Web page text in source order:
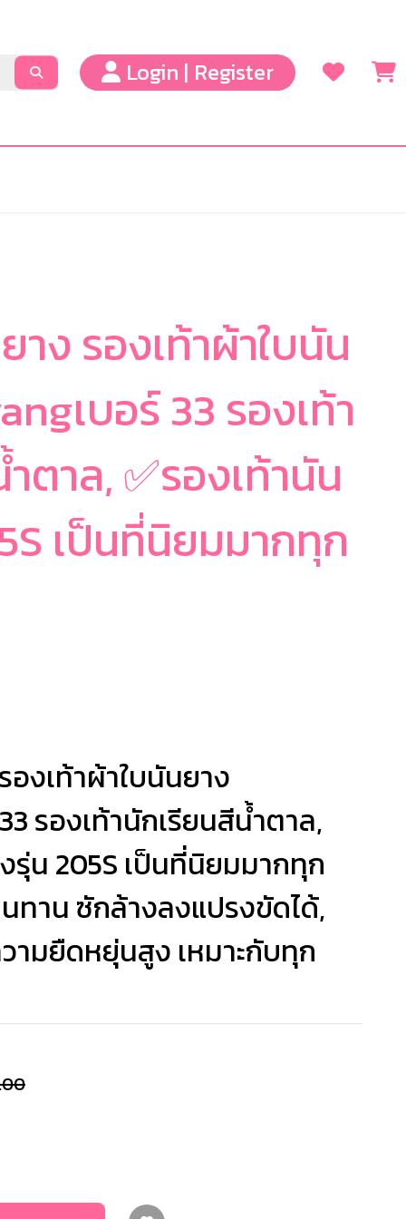
Login | Register
าง รองเท้าผ้าใบนัน
เบอร์ 33 รองเท้า
ตาล, ✅รองเท้านัน
เป็นที่นิยมมากทุก
องเท้าผ้าใบนันยาง
รองเท้านักเรียนสีน้ำตาล,
รุ่น 205S เป็นที่นิยมมากทุก
ทาน ซักล้างลงแปรงขัดได้,
มยืดหยุ่นสูง เหมาะกับทุก